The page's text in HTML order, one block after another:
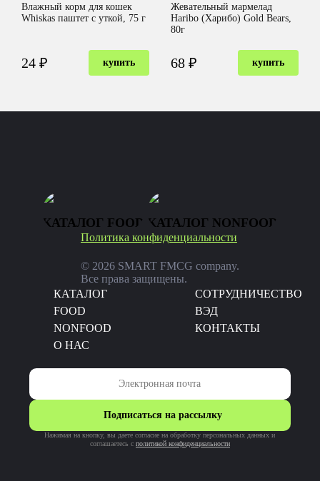
Влажный корм для кошек
Whiskas паштет с уткой, 75 г
24 ₽ купить
Жевательный мармелад
Haribo (Харибо) Gold Bears,
80г
68 ₽ купить
КАТАЛОГ FOOD КАТАЛОГ NONFOOD
Политика конфиденциальности
© 2026 SMART FMCG company.
Все права защищены.
КАТАЛОГ
CОТРУДНИЧЕСТВО
FOOD
ВЭД
NONFOOD
КОНТАКТЫ
О НАС
Подписаться на рассылку
Нажимая на кнопку, вы даете согласие на обработку персональных данных и
соглашаетесь c политикой конфиденциальности